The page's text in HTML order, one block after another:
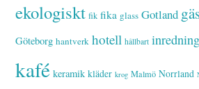
ekologiskt fik fika glass Gotland
Göteborg hantverk hotell hållbart inredning
kafé keramik kläder krog Malmö Norrland